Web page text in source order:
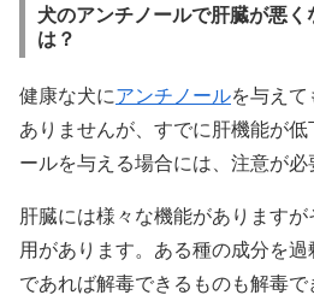
犬のアンチノールで肝臓が悪く
は？
健康な犬にアンチノールを与え
ありませんが、すでに肝機能が
ールを与える場合には、注意が必
肝臓には様々な機能があります
用があります。ある種の成分を
であれば解毒できるものも解毒で